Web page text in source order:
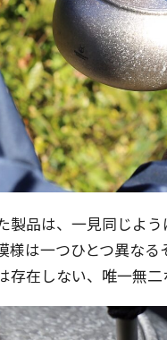
製品は、一見同じよ
様は一つひとつ異な
存在しない、唯一無二